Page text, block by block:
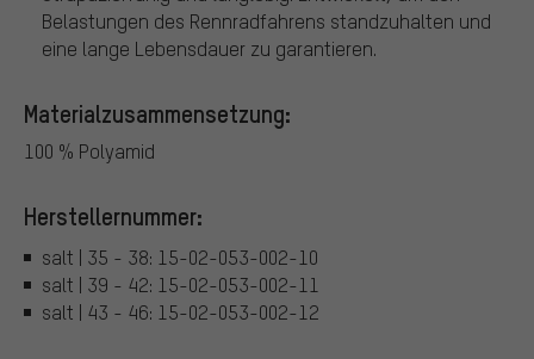
Belastungen des Rennradfahrens standzuhalten und
eine lange Lebensdauer zu garantieren.
Materialzusammensetzung:
100 % Polyamid
Herstellernummer:
salt | 35 - 38: 15-02-053-002-10
salt | 39 - 42: 15-02-053-002-11
salt | 43 - 46: 15-02-053-002-12